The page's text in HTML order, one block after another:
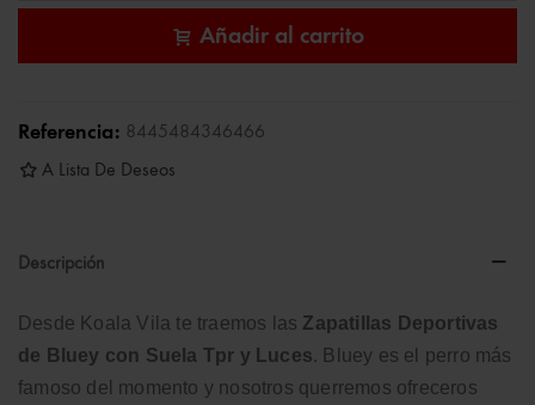
Añadir al carrito
Referencia: 8445484346466
A Lista De Deseos
Descripción
Desde Koala Vila te traemos las Zapatillas Deportivas
de Bluey con Suela Tpr y Luces. Bluey es el perro más
famoso del momento y nosotros querremos ofreceros